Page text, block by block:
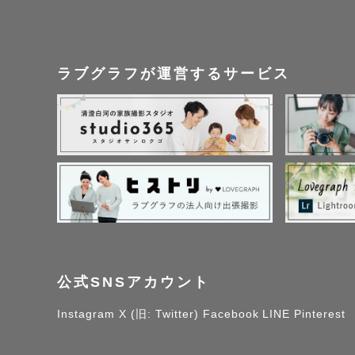
ラブグラフが運営するサービス
公式SNSアカウント
Instagram X (旧: Twitter) Facebook LINE Pinterest